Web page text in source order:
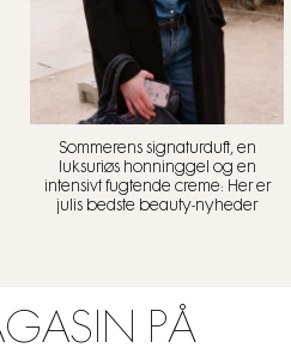
Sommerens signaturduft, en
luksuriøs honninggel og en
intensivt fugtende creme: Her er
julis bedste beauty-nyheder
PÅ